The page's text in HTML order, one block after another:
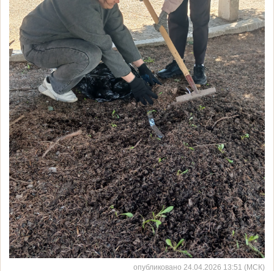
опубликовано 24.04.2026 13:51 (МСК)